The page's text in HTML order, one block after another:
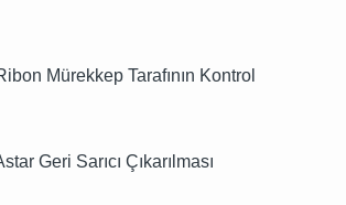
Mürekkep Tarafının Kontrol
Geri Sarıcı Çıkarılması